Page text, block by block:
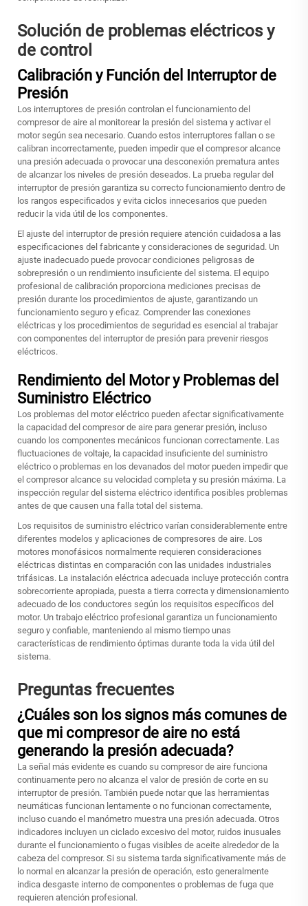
Solución de problemas eléctricos y
de control
Calibración y Función del Interruptor de
Presión
Los interruptores de presión controlan el funcionamiento del
compresor de aire al monitorear la presión del sistema y activar el
motor según sea necesario. Cuando estos interruptores fallan o se
calibran incorrectamente, pueden impedir que el compresor alcance
una presión adecuada o provocar una desconexión prematura antes
de alcanzar los niveles de presión deseados. La prueba regular del
interruptor de presión garantiza su correcto funcionamiento dentro de
los rangos especificados y evita ciclos innecesarios que pueden
reducir la vida útil de los componentes.
El ajuste del interruptor de presión requiere atención cuidadosa a las
especificaciones del fabricante y consideraciones de seguridad. Un
ajuste inadecuado puede provocar condiciones peligrosas de
sobrepresión o un rendimiento insuficiente del sistema. El equipo
profesional de calibración proporciona mediciones precisas de
presión durante los procedimientos de ajuste, garantizando un
funcionamiento seguro y eficaz. Comprender las conexiones
eléctricas y los procedimientos de seguridad es esencial al trabajar
con componentes del interruptor de presión para prevenir riesgos
eléctricos.
Rendimiento del Motor y Problemas del
Suministro Eléctrico
Los problemas del motor eléctrico pueden afectar significativamente
la capacidad del compresor de aire para generar presión, incluso
cuando los componentes mecánicos funcionan correctamente. Las
fluctuaciones de voltaje, la capacidad insuficiente del suministro
eléctrico o problemas en los devanados del motor pueden impedir que
el compresor alcance su velocidad completa y su presión máxima. La
inspección regular del sistema eléctrico identifica posibles problemas
antes de que causen una falla total del sistema.
Los requisitos de suministro eléctrico varían considerablemente entre
diferentes modelos y aplicaciones de compresores de aire. Los
motores monofásicos normalmente requieren consideraciones
eléctricas distintas en comparación con las unidades industriales
trifásicas. La instalación eléctrica adecuada incluye protección contra
sobrecorriente apropiada, puesta a tierra correcta y dimensionamiento
adecuado de los conductores según los requisitos específicos del
motor. Un trabajo eléctrico profesional garantiza un funcionamiento
seguro y confiable, manteniendo al mismo tiempo unas
características de rendimiento óptimas durante toda la vida útil del
sistema.
Preguntas frecuentes
¿Cuáles son los signos más comunes de
que mi compresor de aire no está
generando la presión adecuada?
La señal más evidente es cuando su compresor de aire funciona
continuamente pero no alcanza el valor de presión de corte en su
interruptor de presión. También puede notar que las herramientas
neumáticas funcionan lentamente o no funcionan correctamente,
incluso cuando el manómetro muestra una presión adecuada. Otros
indicadores incluyen un ciclado excesivo del motor, ruidos inusuales
durante el funcionamiento o fugas visibles de aceite alrededor de la
cabeza del compresor. Si su sistema tarda significativamente más de
lo normal en alcanzar la presión de operación, esto generalmente
indica desgaste interno de componentes o problemas de fuga que
requieren atención profesional.